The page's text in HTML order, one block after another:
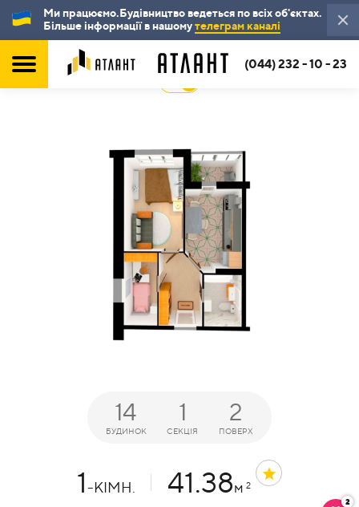
Ми працюємо.Будівництво ведеться по всіх об'єктах.
Більше інформації в нашомутелеграм каналі
(044) 232 - 10 - 23
2
14
БУДИНОК
1
СЕКЦІЯ
2
ПОВЕРХ
1-КІМН. 41.38м 2